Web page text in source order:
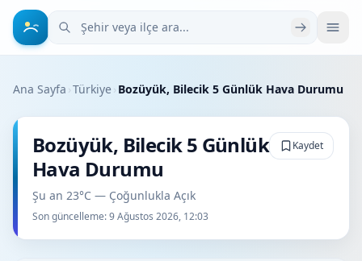
Şehir veya ilçe ara
Ana Sayfa ›Türkiye› Bozüyük, Bilecik 5 Günlük Hava Durumu
Bozüyük, Bilecik 5 Günlük
Hava Durumu
Şu an 23°C — Çoğunlukla Açık
Son güncelleme:9 Ağustos 2026, 12:03
Kaydet